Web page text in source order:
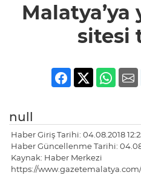
talebi
Malatya’ya
sitesi
null
Haber Giriş Tarihi: 04.08.2018
Haber Güncellenme Tarihi:
Kaynak: Haber Merkezi
https://www.gazetemalatya.com/